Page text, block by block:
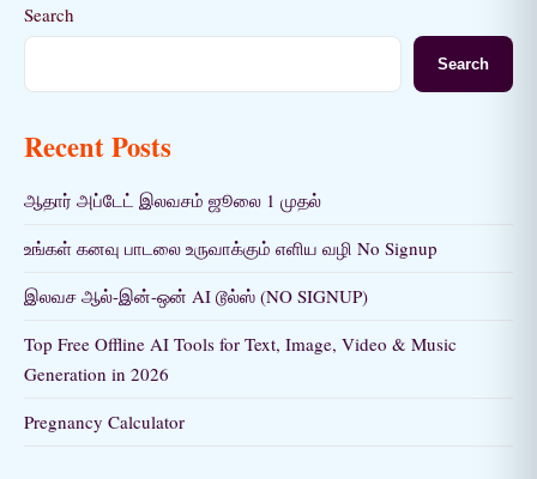
Search
Search
Recent Posts
ஆதார் அப்டேட் இலவசம் ஜூலை 1 முதல்
உங்கள் கனவு பாடலை உருவாக்கும் எளிய வழி No Signup
இலவச ஆல்-இன்-ஒன் AI டூல்ஸ் (NO SIGNUP)
Top Free Offline AI Tools for Text, Image, Video & Music
Generation in 2026
Pregnancy Calculator